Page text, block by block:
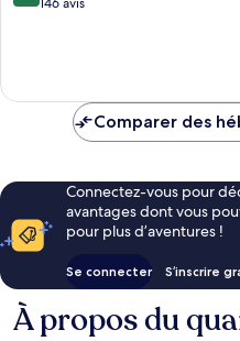
Comparer des
Connectez-vous pour
avantages dont vous
pour plus d’aventures !
Se connecter S’inscrire
À propos du